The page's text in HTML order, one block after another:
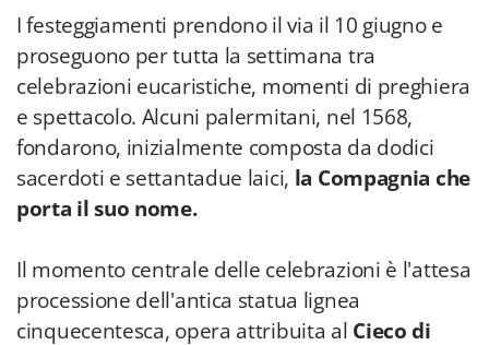
I festeggiamenti prendono il via il 10 giugno e
proseguono per tutta la settimana tra
celebrazioni eucaristiche, momenti di preghiera
e spettacolo. Alcuni palermitani, nel 1568,
fondarono, inizialmente composta da dodici
sacerdoti e settantadue laici, la Compagnia che
porta il suo nome.
Il momento centrale delle celebrazioni è l'attesa
processione dell'antica statua lignea
cinquecentesca, opera attribuita al Cieco di